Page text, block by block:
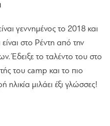
γεννημένος το 2018 και
στο Ρέντη από την
Έδειξε το ταλέντο του στο
του camp και το πιο
ηλικία μιλάει έξι γλώσσες!